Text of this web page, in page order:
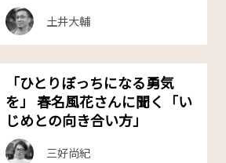
土井大輔
「ひとりぼっちになる勇気
を」 春名風花さんに聞く「い
じめとの向き合い方」
三好尚紀